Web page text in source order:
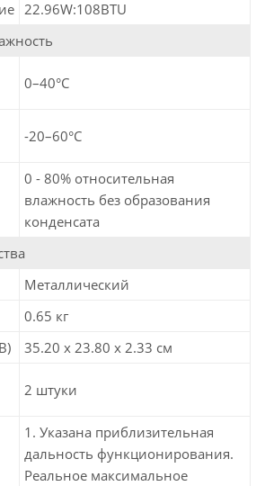
22.96W:108BTU
0–40°C
-20–60°C
0 - 80% относительная
влажность без образования
конденсата
Металлический
0.65 кг
35.20 x 23.80 x 2.33 см
2 штуки
1. Указана приблизительная
дальность функционирования.
Реальное максимальное